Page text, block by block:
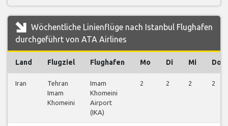
Wöchentliche Linienflüge nach Istanbul Flughafen
durchgeführt von ATA Airlines
Land Flugziel Flughafen Mo Di Mi Do
Iran
Tehran
Imam
Khomeini
Imam
Khomeini
Airport
(IKA)
2 2 2 2